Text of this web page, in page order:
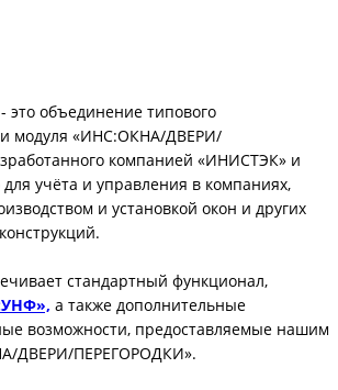
объединение типового
и модуля «ИНС:ОКНА/ДВЕРИ/
компанией «ИНИСТЭК» и
учёта и управления в компаниях,
и установкой окон и других
стандартный функционал,
а также дополнительные
возможности, предоставляемые нашим
ДВЕРИ/ПЕРЕГОРОДКИ».